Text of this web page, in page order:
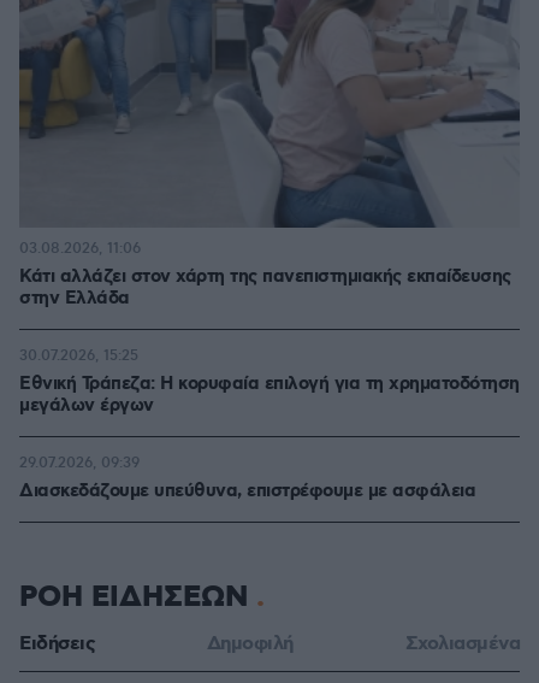
Κάτι αλλάζει στον χάρτη της πανεπιστημιακής εκπαίδευσης
στην Ελλάδα
03.08.2026, 11:06
Εθνική Τράπεζα: Η κορυφαία επιλογή για τη χρηματοδότηση
μεγάλων έργων
30.07.2026, 15:25
Διασκεδάζουμε υπεύθυνα, επιστρέφουμε με ασφάλεια
29.07.2026, 09:39
ΡΟΗ ΕΙΔΗΣΕΩΝ
Ειδήσεις Δημοφιλή Σχολιασμένα